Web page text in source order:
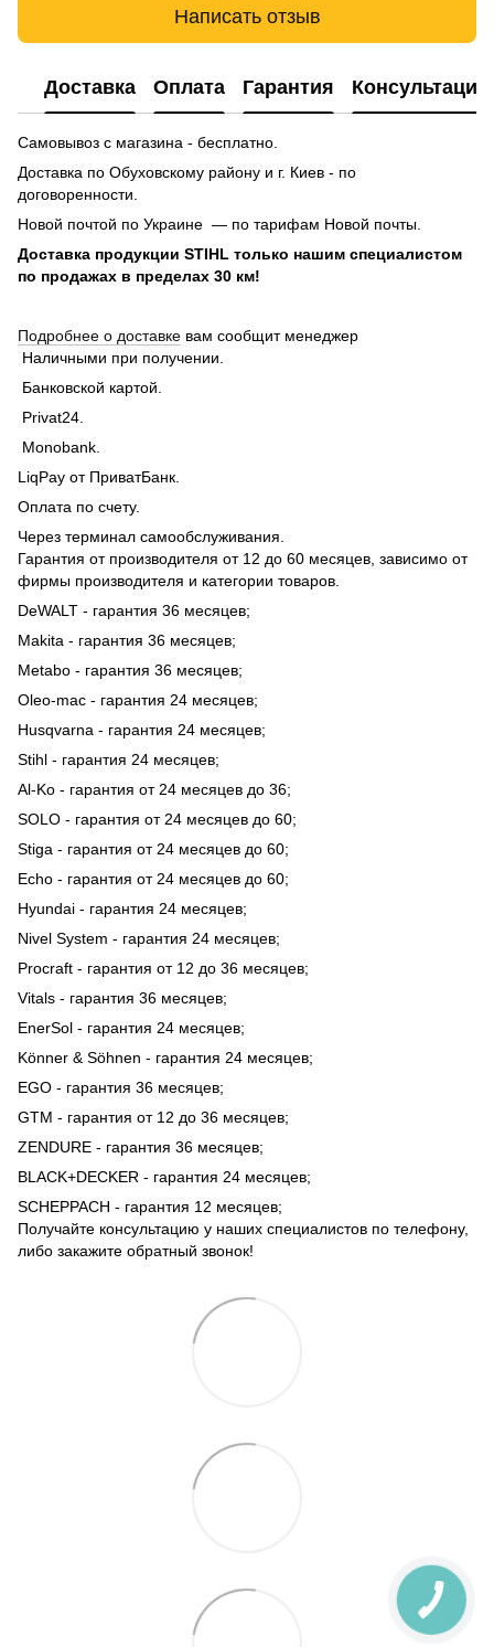
Написать отзыв
Доставка Оплата Гарантия Консультация
Самовывоз с магазина - бесплатно.
Доставка по Обуховскому району и г. Киев - по
договоренности.
Новой почтой по Украине — по тарифам Новой почты.
Доставка продукции STIHL только нашим специалистом
по продажах в пределах 30 км!
Подробнее о доставке вам сообщит менеджер
Наличными при получении.
Банковской картой.
Privat24.
Monobank.
LiqPay от ПриватБанк.
Оплата по счету.
Через терминал самообслуживания.
Гарантия от производителя от 12 до 60 месяцев, зависимо от
фирмы производителя и категории товаров.
DeWALT - гарантия 36 месяцев;
Makita - гарантия 36 месяцев;
Metabo - гарантия 36 месяцев;
Oleo-mac - гарантия 24 месяцев;
Husqvarna - гарантия 24 месяцев;
Stihl - гарантия 24 месяцев;
Al-Ko - гарантия от 24 месяцев до 36;
SOLO - гарантия от 24 месяцев до 60;
Stiga - гарантия от 24 месяцев до 60;
Echo - гарантия от 24 месяцев до 60;
Hyundai - гарантия 24 месяцев;
Nivel System - гарантия 24 месяцев;
Procraft - гарантия от 12 до 36 месяцев;
Vitals - гарантия 36 месяцев;
EnerSol - гарантия 24 месяцев;
Könner & Söhnen - гарантия 24 месяцев;
EGO - гарантия 36 месяцев;
GTM - гарантия от 12 до 36 месяцев;
ZENDURE - гарантия 36 месяцев;
BLACK+DECKER - гарантия 24 месяцев;
SCHEPPACH - гарантия 12 месяцев;
Получайте консультацию у наших специалистов по телефону,
либо закажите обратный звонок!